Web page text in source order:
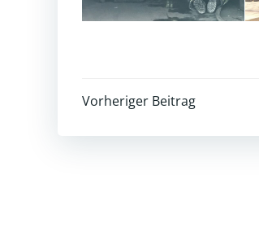
Post
navigation
Vorheriger Beitrag